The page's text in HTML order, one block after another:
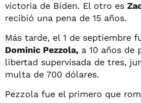
victoria de Biden. El otro es
recibió una pena de 15 años.
Más tarde, el 1 de septiembre
Dominic Pezzola, a 10 años de
libertad supervisada de tres,
multa de 700 dólares.
Pezzola fue el primero que